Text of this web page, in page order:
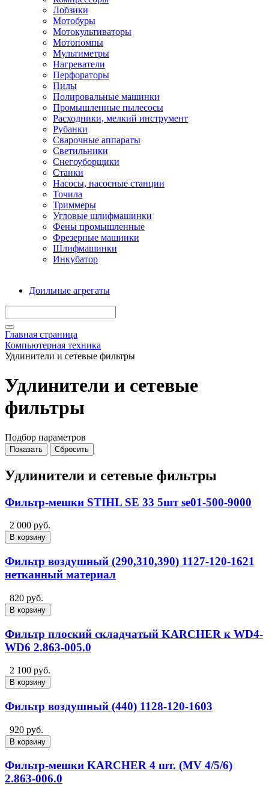
Лобзики
Мотобуры
Мотокультиваторы
Мотопомпы
Мультиметры
Нагреватели
Перфораторы
Пилы
Полировальные машинки
Промышленные пылесосы
Расходники, мелкий инструмент
Рубанки
Сварочные аппараты
Светильники
Снегоуборщики
Станки
Насосы, насосные станции
Точила
Триммеры
Угловые шлифмашинки
Фены промышленные
Фрезерные машинки
Шлифмашинки
Инкубатор
Доильные агрегаты
Главная страница
Компьютерная техника
Удлинители и сетевые фильтры
Удлинители и сетевые
фильтры
Подбор параметров
Удлинители и сетевые фильтры
Фильтр-мешки STIHL SE 33 5шт se01-500-9000
2 000 руб.
В корзину
Фильтр воздушный (290,310,390) 1127-120-1621
нетканный материал
820 руб.
В корзину
Фильтр плоский складчатый KARCHER к WD4-
WD6 2.863-005.0
2 100 руб.
В корзину
Фильтр воздушный (440) 1128-120-1603
920 руб.
В корзину
Фильтр-мешки KARCHER 4 шт. (MV 4/5/6)
2.863-006.0